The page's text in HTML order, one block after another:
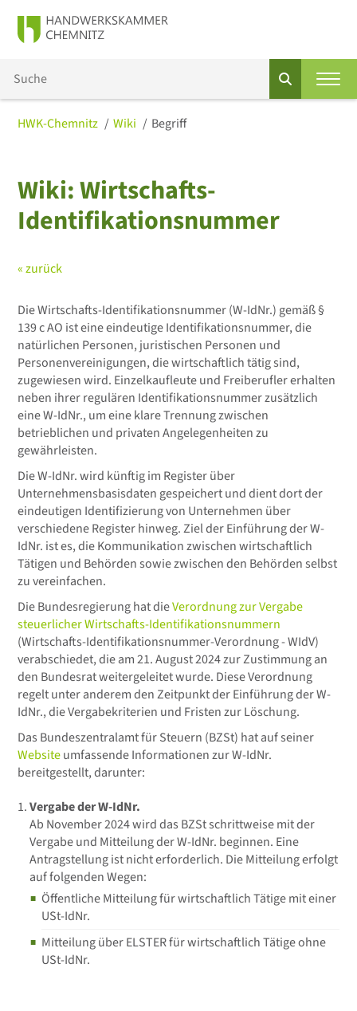
HWK-Chemnitz Wiki Begriff
Wiki: Wirtschafts-
Identifikationsnummer
« zurück
Die Wirtschafts-Identifikationsnummer (W-IdNr.) gemäß §
139 c AO ist eine eindeutige Identifikationsnummer, die
natürlichen Personen, juristischen Personen und
Personenvereinigungen, die wirtschaftlich tätig sind,
zugewiesen wird. Einzelkaufleute und Freiberufler erhalten
neben ihrer regulären Identifikationsnummer zusätzlich
eine W-IdNr., um eine klare Trennung zwischen
betrieblichen und privaten Angelegenheiten zu
gewährleisten.
Die W-IdNr. wird künftig im Register über
Unternehmensbasisdaten gespeichert und dient dort der
eindeutigen Identifizierung von Unternehmen über
verschiedene Register hinweg. Ziel der Einführung der W-
IdNr. ist es, die Kommunikation zwischen wirtschaftlich
Tätigen und Behörden sowie zwischen den Behörden selbst
zu vereinfachen.
Die Bundesregierung hat dieVerordnung zur Vergabe
steuerlicher Wirtschafts-Identifikationsnummern
(Wirtschafts-Identifikationsnummer-Verordnung - WIdV)
verabschiedet, die am 21. August 2024 zur Zustimmung an
den Bundesrat weitergeleitet wurde. Diese Verordnung
regelt unter anderem den Zeitpunkt der Einführung der W-
IdNr., die Vergabekriterien und Fristen zur Löschung.
Das Bundeszentralamt für Steuern (BZSt) hat auf seiner
Websiteumfassende Informationen zur W-IdNr.
bereitgestellt, darunter:
Vergabe der W-IdNr.
Ab November 2024 wird das BZSt schrittweise mit der
Vergabe und Mitteilung der W-IdNr. beginnen. Eine
Antragstellung ist nicht erforderlich. Die Mitteilung erfolgt
auf folgenden Wegen:
Öffentliche Mitteilung für wirtschaftlich Tätige mit einer
USt-IdNr.
Mitteilung über ELSTER für wirtschaftlich Tätige ohne
USt-IdNr.